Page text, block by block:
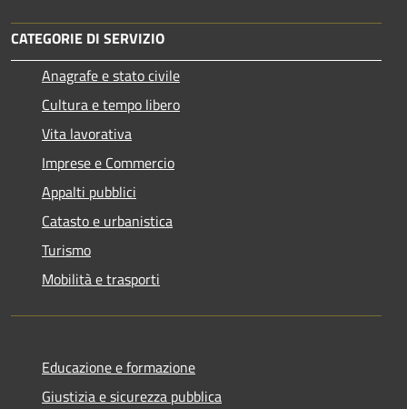
CATEGORIE DI SERVIZIO
Anagrafe e stato civile
Cultura e tempo libero
Vita lavorativa
Imprese e Commercio
Appalti pubblici
Catasto e urbanistica
Turismo
Mobilità e trasporti
Educazione e formazione
Giustizia e sicurezza pubblica